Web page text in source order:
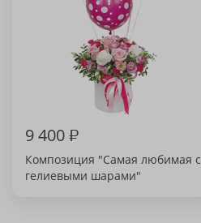
9 400₽
Композиция "Самая любимая с
гелиевыми шарами"